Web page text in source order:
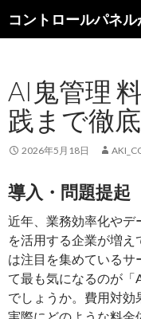
コントロールパネ
索
ン
ツ
へ
ス
キ
プ
AI鬼管理
践まで徹
2026年5月18日
導入・問題提起
近年、業務効率化や
を活用する企業が増え
は注目を集めているサ
て最も気になるのが「
でしょうか。費用対効